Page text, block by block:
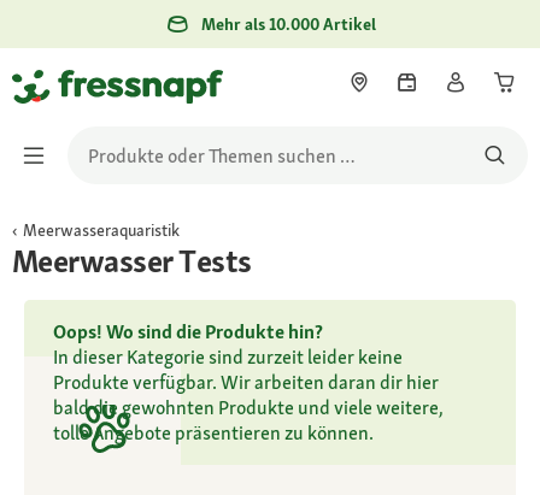
Mehr als 10.000 Artikel
Meerwasseraquaristik
Meerwasser Tests
Oops! Wo sind die Produkte hin?
In dieser Kategorie sind zurzeit leider keine
Produkte verfügbar. Wir arbeiten daran dir hier
bald die gewohnten Produkte und viele weitere,
tolle Angebote präsentieren zu können.